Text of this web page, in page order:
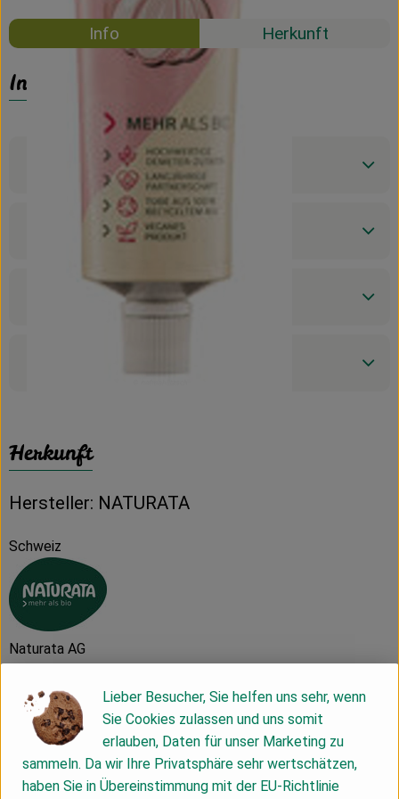
Info Herkunft
Info
Produktinformationen
Nährwert-Info
Herkunft
Hersteller: NATURATA
Schweiz
Naturata AG
D 71672 Marbach
Die NATURATA AG – „Wir leben Bio 4.0“
Als führender Anbieter von biologischen und bio-
dynamischen Lebensmitteln zeichnet sich die NATURATA AG
Lieber Besucher, Sie helfen uns sehr, wenn
Sie Cookies zulassen und uns somit
erlauben, Daten für unser Marketing zu
sammeln. Da wir Ihre Privatsphäre sehr wertschätzen,
haben Sie in Übereinstimmung mit der EU-Richtlinie